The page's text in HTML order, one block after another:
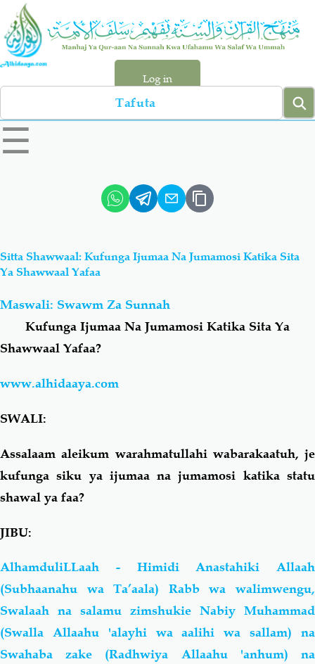
Skip
main
content
Log in
Search
left
sidebar
☰
Hadiyth
Aqiydah Manhaj
Shirki & Kufru
Salaf Wa Ummah
Fiqh-Ibaadah
Akhlaaq-Aadaab Raqaaiq
Chemsha Bongo Vitabu
Mapishi
Sitta Shawwaal: Kufunga Ijumaa Na Jumamosi Katika Sita
Ya Shawwaal Yafaa
Maswali: Swawm Za Sunnah
Kufunga Ijumaa Na Jumamosi Katika Sita Ya
Shawwaal Yafaa?
www.alhidaaya.com
SWALI:
Assalaam aleikum warahmatullahi wabarakaatuh, je
kufunga siku ya ijumaa na jumamosi katika statu
shawal ya faa?
JIBU:
AlhamduliLLaah - Himidi Anastahiki Allaah
(Subhaanahu wa Ta’aala) Rabb wa walimwengu,
Swalaah na salamu zimshukie Nabiy Muhammad
(Swalla Allaahu 'alayhi wa aalihi wa sallam) na
Swahaba zake (Radhwiya Allaahu 'anhum) na